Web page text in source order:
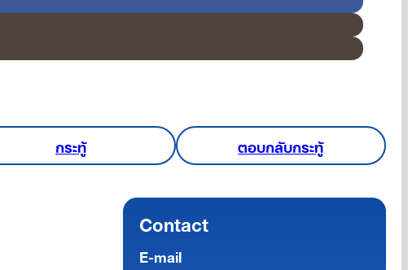
กระทู้ ตอบกลับกระทู้
Contact
E-mail